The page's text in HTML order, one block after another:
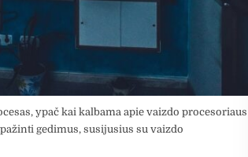
ypač kai kalbama apie vaizdo procesoriaus
gedimus, susijusius su vaizdo